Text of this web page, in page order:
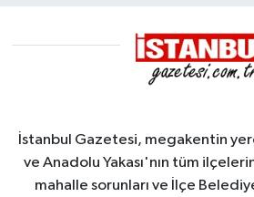
İstanbul Gazetesi, megakentin
ve Anadolu Yakası'nın tüm
mahalle sorunları ve İlçe